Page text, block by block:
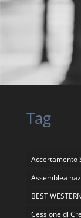
Tag
Accertamento
Assemblea
BEST
Cessione di